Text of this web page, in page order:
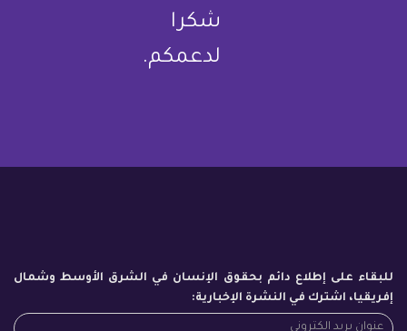
شكرا
لدعمكم.
للبقاء على إطلاع دائم بحقوق الإنسان في الشرق الأوسط وشمال
إفريقيا، اشترك في النشرة الإخبارية: